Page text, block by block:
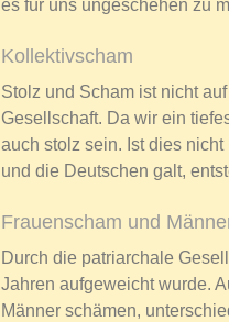
es für uns ungeschehen zu
Kollektivscham
Stolz und Scham ist nicht
Gesellschaft. Da wir ein
auch stolz sein. Ist dies
und die Deutschen galt,
Frauenscham und
Durch die patriarchale
Jahren aufgeweicht wurde.
Männer schämen,